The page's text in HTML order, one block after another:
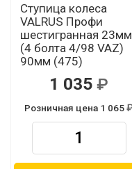
Ступица колеса
VALRUS Профи
шестигранная 23мм
(4 болта 4/98 VAZ)
90мм (475)
1 035
Розничная цена 1 065